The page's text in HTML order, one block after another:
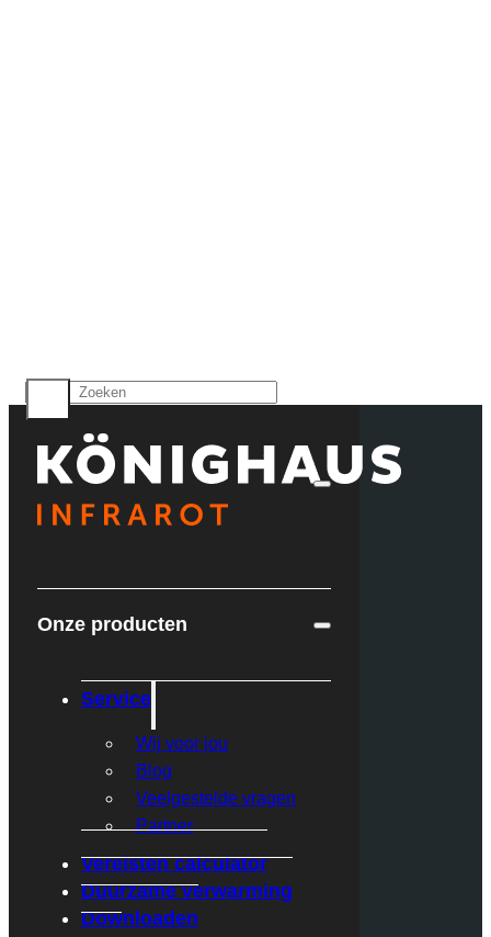
Onze producten
Service
Wij voor jou
Blog
Veelgestelde vragen
Partner
Vereisten calculator
Duurzame verwarming
Downloaden